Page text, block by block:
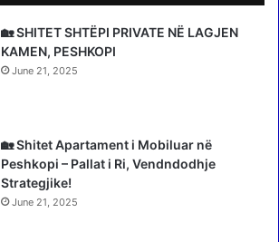
🏡 SHITET SHTËPI PRIVATE NË LAGJEN
KAMEN, PESHKOPI
June 21, 2025
🏡 Shitet Apartament i Mobiluar në
Peshkopi – Pallat i Ri, Vendndodhje
Strategjike!
June 21, 2025